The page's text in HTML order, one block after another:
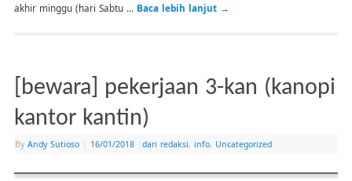
akhir minggu (hari Sabtu … Baca lebih lanjut →
[bewara] pekerjaan 3-kan (kanopi
kantor kantin)
By Andy Sutioso 16/01/2018 dari redaksi, info, Uncategorized